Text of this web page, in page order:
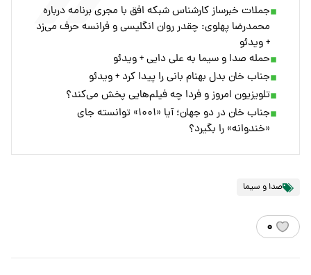
جملات خبرساز کارشناس شبکه افق با مجری برنامه درباره
محمدرضا پهلوی: چقدر روان انگلیسی و فرانسه حرف می‌زد
+ ویدئو
حمله صدا و سیما به علی دایی + ویدئو
جناب خان بدل بهنام بانی را پیدا کرد + ویدئو
تلویزیون امروز و فردا چه فیلم‌هایی پخش می‌کند؟
جناب خان در دو جهان؛ آیا «۱۰۰۱» توانسته جای
«خندوانه» را بگیرد؟
صدا و سیما
۰